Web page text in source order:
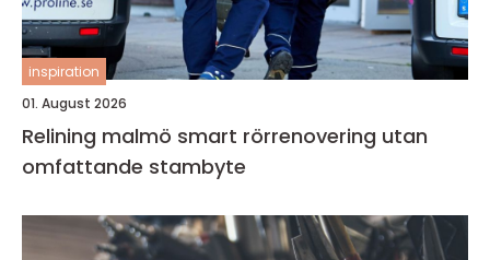
inspiration
01. August 2026
Relining malmö smart rörrenovering utan
omfattande stambyte